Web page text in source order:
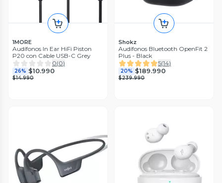
1MORE
Audífonos In Ear HiFi Piston
P20 con Cable USB-C Grey
0(0)
26% $10.990
$14.990
Shokz
Audífonos Bluetooth OpenFit 2
Plus - Black
5(14)
20% $189.990
$239.990